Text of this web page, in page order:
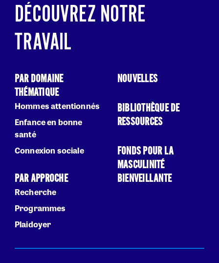
DÉCOUVREZ NOTRE
TRAVAIL
PAR DOMAINE
THÉMATIQUE
Hommes attentionnés
Enfance en bonne
santé
Connexion sociale
PAR APPROCHE
Recherche
Programmes
Plaidoyer
NOUVELLES
BIBLIOTHÈQUE DE
RESSOURCES
FONDS POUR LA
MASCULINITÉ
BIENVEILLANTE